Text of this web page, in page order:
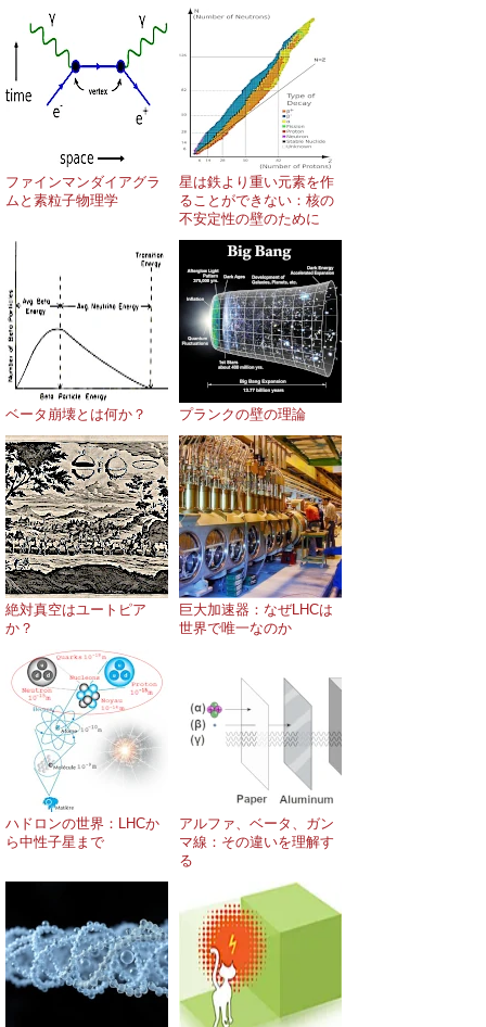
ファインマンダイアグラ
ムと素粒子物理学
星は鉄より重い元素を作
ることができない：核の
不安定性の壁のために
ベータ崩壊とは何か？ プランクの壁の理論
絶対真空はユートピア
か？
巨大加速器：なぜLHCは
世界で唯一なのか
ハドロンの世界：LHCか
ら中性子星まで
アルファ、ベータ、ガン
マ線：その違いを理解す
る